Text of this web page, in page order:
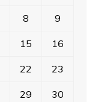
8 9
15 16
22 23
29 30